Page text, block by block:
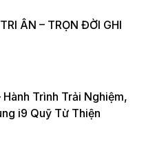
ÂN – TRỌN ĐỜI GHI
Trình Trải Nghiệm,
i9 Quỹ Từ Thiện